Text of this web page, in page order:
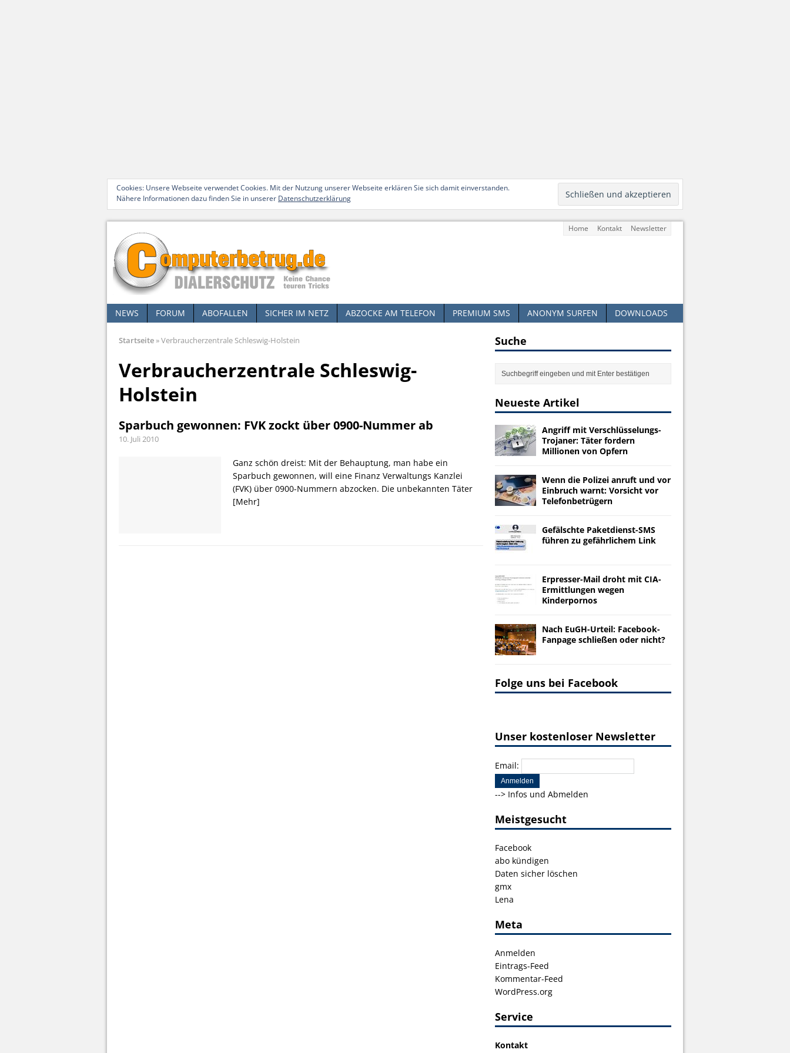
Cookies: Unsere Webseite verwendet Cookies. Mit der Nutzung unserer Webseite erklären Sie sich damit einverstanden.
Nähere Informationen dazu finden Sie in unserer Datenschutzerklärung
Home Kontakt Newsletter
NEWS FORUM ABOFALLEN SICHER IM NETZ ABZOCKE AM TELEFON PREMIUM SMS ANONYM SURFEN DOWNLOADS
Startseite»Verbraucherzentrale Schleswig-Holstein
Verbraucherzentrale Schleswig-
Holstein
Sparbuch gewonnen: FVK zockt über 0900-Nummer ab
10. Juli 2010
Ganz schön dreist: Mit der Behauptung, man habe ein
Sparbuch gewonnen, will eine Finanz Verwaltungs Kanzlei
(FVK) über 0900-Nummern abzocken. Die unbekannten Täter
[Mehr]
Suche
Neueste Artikel
Angriff mit Verschlüsselungs-
Trojaner: Täter fordern
Millionen von Opfern
Wenn die Polizei anruft und vor
Einbruch warnt: Vorsicht vor
Telefonbetrügern
Gefälschte Paketdienst-SMS
führen zu gefährlichem Link
Erpresser-Mail droht mit CIA-
Ermittlungen wegen
Kinderpornos
Nach EuGH-Urteil: Facebook-
Fanpage schließen oder nicht?
Folge uns bei Facebook
Unser kostenloser Newsletter
Email:
--> Infos und Abmelden
Meistgesucht
Facebook
abo kündigen
Daten sicher löschen
gmx
Lena
Meta
Anmelden
Eintrags-Feed
Kommentar-Feed
WordPress.org
Service
Kontakt